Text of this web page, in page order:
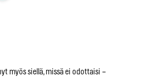
myös siellä, missä ei odottaisi –